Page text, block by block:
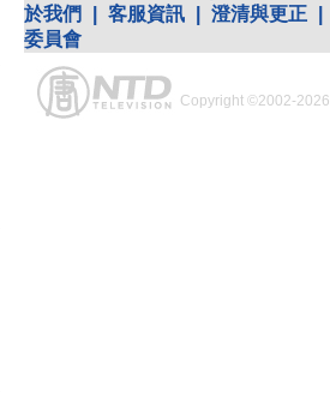
於我們
客服資訊 澄清與更正
委員會
Copyright ©2002-2026